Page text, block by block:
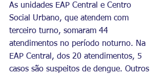
As unidades EAP Central e Centro
Social Urbano, que atendem com
terceiro turno, somaram 44
atendimentos no período noturno. Na
EAP Central, dos 20 atendimentos, 5
casos são suspeitos de dengue. Outros